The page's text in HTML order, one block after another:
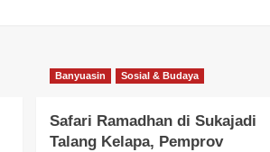
Banyuasin Sosial & Budaya
Safari Ramadhan di Sukajadi
Talang Kelapa, Pemprov